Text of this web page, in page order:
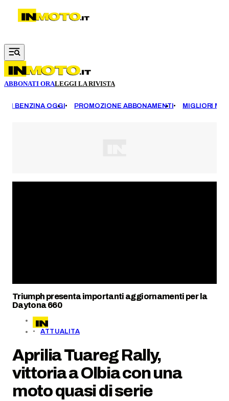
Vai al contenuto principale
ABBONATI ORALEGGI LA RIVISTA
BENZINA OGGI PROMOZIONE ABBONAMENTI MIGLIORI
Triumph presenta importanti aggiornamenti per la
Daytona 660
ATTUALITA
Aprilia Tuareg Rally,
vittoria a Olbia con una
moto quasi di serie